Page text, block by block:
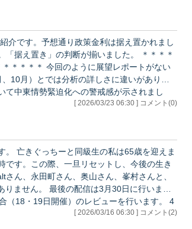
介です。予想通り政策金利は据え置かれまし
置き」の判断が揃いました。 ＊＊＊＊
レポートがない
10月）とでは分析の詳しさに違いがありま
て中東情勢緊迫化への警戒感が示されまし
[ 2026/03/23 06:30 ] コメント(0)
えま
です。この際、一旦リセットし、今後の生き
月30日に行いま
18・19日開催）のレビューを行います。 4
守ります。 それではまた来週。[ 2026/03/16 06:30 ] コメント(2)